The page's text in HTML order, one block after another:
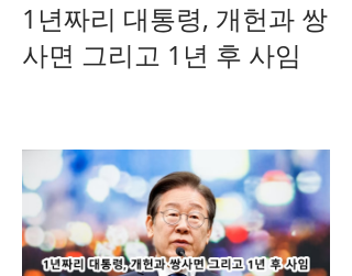
1년짜리 대통령, 개헌과 쌍
사면 그리고 1년 후 사임